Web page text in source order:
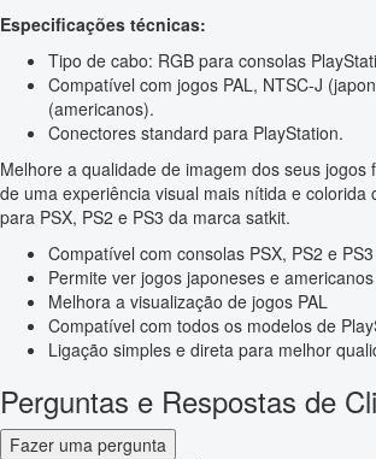
Especificações técnicas:
Tipo de cabo: RGB para consolas
Compatível com jogos PAL, NTSC-J
(americanos).
Conectores standard para PlayStation.
Melhore a qualidade de imagem dos seus jogos
de uma experiência visual mais nítida e colorida
para PSX, PS2 e PS3 da marca satkit.
Compatível com consolas PSX, PS2 e PS3
Permite ver jogos japoneses e
Melhora a visualização de jogos PAL
Compatível com todos os modelos de
Ligação simples e direta para melhor
Perguntas e Respostas de
Fazer uma pergunta